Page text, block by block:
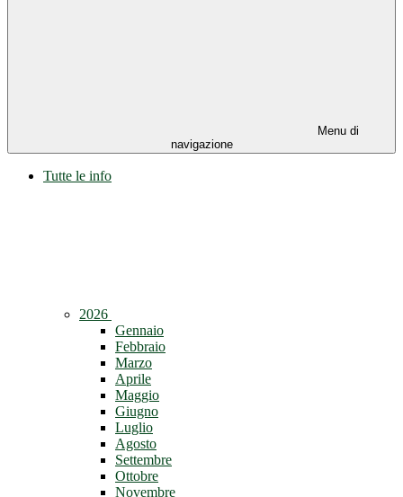
Menu di
navigazione
Tutte le info
2026
Gennaio
Febbraio
Marzo
Aprile
Maggio
Giugno
Luglio
Agosto
Settembre
Ottobre
Novembre